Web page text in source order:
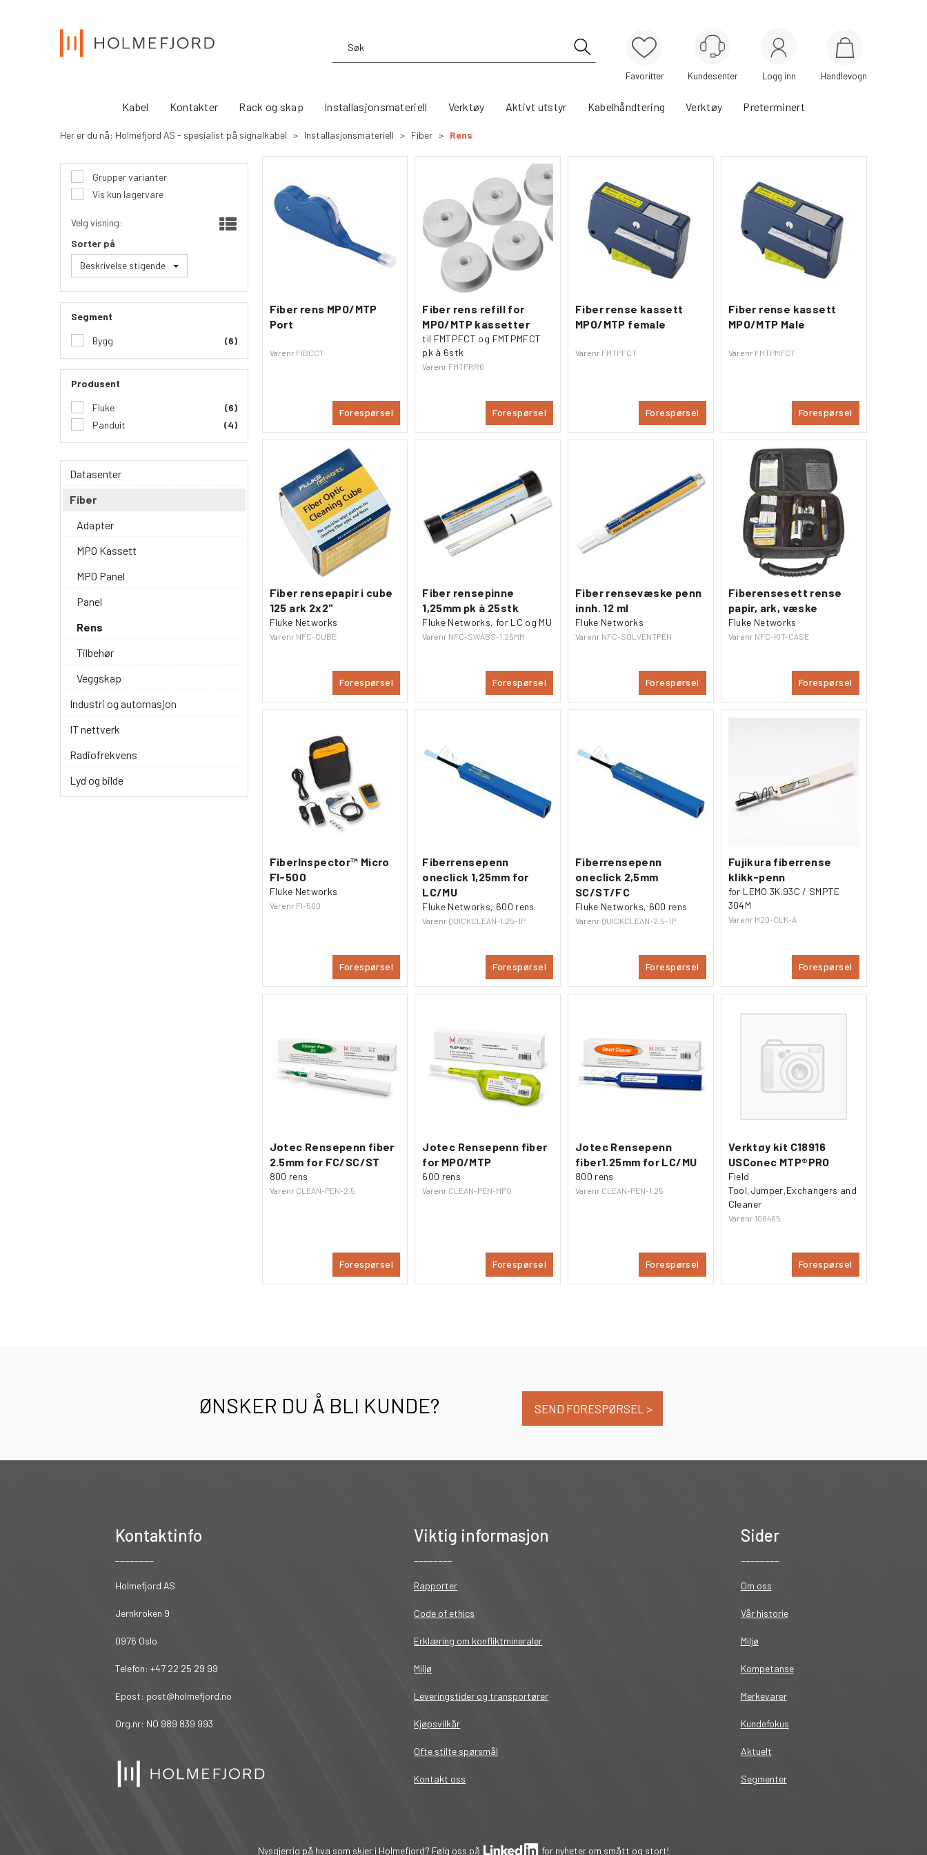
Logg inn Handlevogn
Kabel Kontakter Rack og skap Installasjonsmateriell Verktøy Aktivt utstyr Kabelhåndtering Verktøy Preterminert
Her er du nå: Holmefjord AS - spesialist på signalkabel > Installasjonsmateriell > Fiber > Rens
Grupper varianter
Vis kun lagervare
Velg visning:
Sorter på
Beskrivelse stigende
Segment
Bygg (6)
Produsent
Fluke
(6)
Panduit
(4)
Datasenter
Fiber
Adapter
MPO Kassett
MPO Panel
Panel
Rens
Tilbehør
Veggskap
Industri og automasjon
IT nettverk
Radiofrekvens
Lyd og bilde
Fiber rens MPO/MTP
Port
Varenr FIBCCT
Forespørsel
Fiber rens refill for
MPO/MTP kassetter
til FMTPFCT og FMTPMFCT
pk à 6stk
Varenr FMTPRR6
Forespørsel
Fiber rense kassett
MPO/MTP female
Varenr FMTPFCT
Forespørsel
Fiber rense kassett
MPO/MTP Male
Varenr FMTPMFCT
Forespørsel
Fiber rensepapir i cube
125 ark 2x2"
Fluke Networks
Varenr NFC-CUBE
Forespørsel
Fiber rensepinne
1,25mm pk à 25stk
Fluke Networks, for LC og MU
Varenr NFC-SWABS-1.25MM
Forespørsel
Fiber rensevæske penn
innh. 12 ml
Fluke Networks
Varenr NFC-SOLVENTPEN
Forespørsel
Fiberensesett rense
papir, ark, væske
Fluke Networks
Varenr NFC-KIT-CASE
Forespørsel
FiberInspector™ Micro
FI-500
Fluke Networks
Varenr FI-500
Forespørsel
Fiberrensepenn
oneclick 1,25mm for
LC/MU
Fluke Networks, 600 rens
Varenr QUICKCLEAN-1.25-1P
Forespørsel
Fiberrensepenn
oneclick 2,5mm
SC/ST/FC
Fluke Networks, 600 rens
Varenr QUICKCLEAN-2.5-1P
Forespørsel
Fujikura fiberrense
klikk-penn
for LEMO 3K.93C / SMPTE
304M
Varenr M20-CLK-A
Forespørsel
Jotec Rensepenn fiber
2.5mm for FC/SC/ST
800 rens
Varenr CLEAN-PEN-2.5
Forespørsel
Jotec Rensepenn fiber
for MPO/MTP
600 rens
Varenr CLEAN-PEN-MPO
Forespørsel
Jotec Rensepenn
fiber1.25mm for LC/MU
800 rens
Varenr CLEAN-PEN-1.25
Forespørsel
Verktøy kit C18916
USConec MTP®PRO
Field
Tool,Jumper,Exchangers and
Cleaner
Varenr 108465
Forespørsel
ØNSKER DU Å BLI KUNDE? SEND FORESPØRSEL >
Kontaktinfo
Holmefjord AS
Jernkroken 9
0976 Oslo
Telefon: +47 22 25 29 99
Epost: post@holmefjord.no
Org.nr: NO 989 839 993
Viktig informasjon
Rapporter
Code of ethics
Erklæring om konfliktmineraler
Miljø
Leveringstider og transportører
Kjøpsvilkår
Ofte stilte spørsmål
Kontakt oss
Sider
Om oss
Vår historie
Miljø
Kompetanse
Merkevarer
Kundefokus
Aktuelt
Segmenter
Nysgjerrig på hva som skjer i Holmefjord? Følg oss på for nyheter om smått og stort!